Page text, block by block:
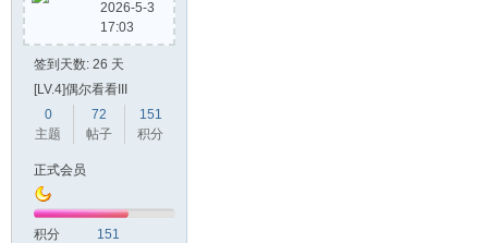
2026-5-3
17:03
签到天数: 26 天
[LV.4]偶尔看看III
0
主题
72
帖子
151
积分
正式会员
积分 151